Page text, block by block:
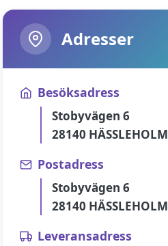
Adresser
Besöksadress
Stobyvägen 6
28140 HÄSSLEHOLM
Postadress
Stobyvägen 6
28140 HÄSSLEHOLM
Leveransadress